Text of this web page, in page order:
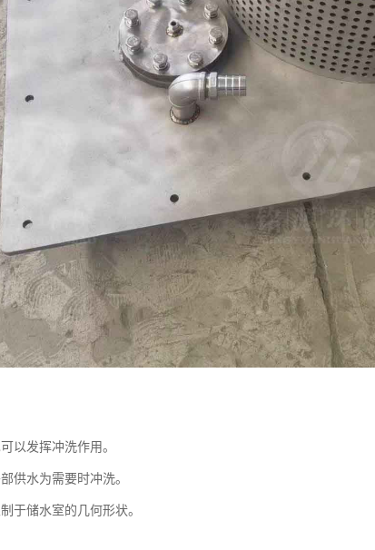
以发挥冲洗作用。
供水为需要时冲洗。
于储水室的几何形状。